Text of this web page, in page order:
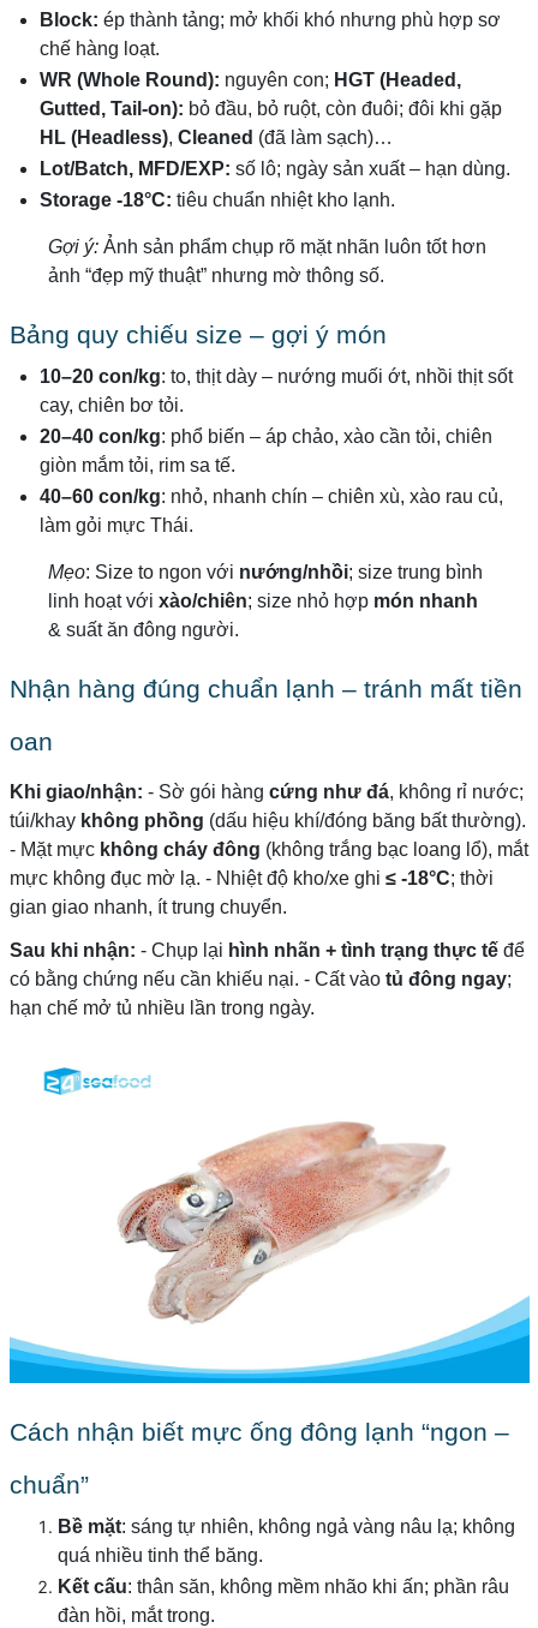
Block: ép thành tảng; mở khối khó nhưng phù hợp sơ
chế hàng loạt.
WR (Whole Round): nguyên con; HGT (Headed,
Gutted, Tail-on): bỏ đầu, bỏ ruột, còn đuôi; đôi khi gặp
HL (Headless), Cleaned (đã làm sạch)…
Lot/Batch, MFD/EXP: số lô; ngày sản xuất – hạn dùng.
Storage -18°C: tiêu chuẩn nhiệt kho lạnh.
Gợi ý:Ảnh sản phẩm chụp rõ mặt nhãn luôn tốt hơn
ảnh “đẹp mỹ thuật” nhưng mờ thông số.
Bảng quy chiếu size – gợi ý món
10–20 con/kg: to, thịt dày – nướng muối ớt, nhồi thịt sốt
cay, chiên bơ tỏi.
20–40 con/kg: phổ biến – áp chảo, xào cần tỏi, chiên
giòn mắm tỏi, rim sa tế.
40–60 con/kg: nhỏ, nhanh chín – chiên xù, xào rau củ,
làm gỏi mực Thái.
Mẹo: Size to ngon với nướng/nhồi; size trung bình
linh hoạt với xào/chiên; size nhỏ hợp món nhanh
& suất ăn đông người.
Nhận hàng đúng chuẩn lạnh – tránh mất tiền
oan
Khi giao/nhận: - Sờ gói hàng cứng như đá, không rỉ nước;
túi/khay không phồng (dấu hiệu khí/đóng băng bất thường).
- Mặt mực không cháy đông (không trắng bạc loang lổ), mắt
mực không đục mờ lạ. - Nhiệt độ kho/xe ghi ≤ -18°C; thời
gian giao nhanh, ít trung chuyển.
Sau khi nhận: - Chụp lại hình nhãn + tình trạng thực tếđể
có bằng chứng nếu cần khiếu nại. - Cất vào tủ đông ngay;
hạn chế mở tủ nhiều lần trong ngày.
Cách nhận biết mực ống đông lạnh “ngon –
chuẩn”
Bề mặt: sáng tự nhiên, không ngả vàng nâu lạ; không
quá nhiều tinh thể băng.
Kết cấu: thân săn, không mềm nhão khi ấn; phần râu
đàn hồi, mắt trong.